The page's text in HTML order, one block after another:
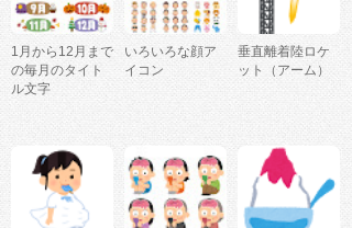
1月から12月まで
の毎月のタイト
ル文字
いろいろな顔ア
イコン
垂直離着陸ロケ
ット（アーム）